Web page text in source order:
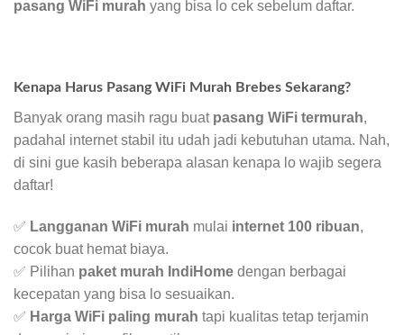
pasang WiFi murah yang bisa lo cek sebelum daftar.
Kenapa Harus Pasang WiFi Murah Brebes Sekarang?
Banyak orang masih ragu buat pasang WiFi termurah,
padahal internet stabil itu udah jadi kebutuhan utama. Nah,
di sini gue kasih beberapa alasan kenapa lo wajib segera
daftar!
✅ Langganan WiFi murah mulai internet 100 ribuan,
cocok buat hemat biaya.
✅ Pilihan paket murah IndiHome dengan berbagai
kecepatan yang bisa lo sesuaikan.
✅ Harga WiFi paling murah tapi kualitas tetap terjamin